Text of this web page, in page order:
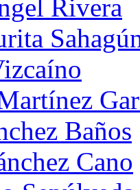
Rivera
Baños
Cano